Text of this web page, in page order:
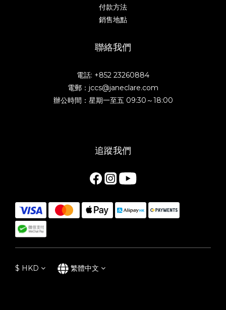
付款方法
銷售地點
聯絡我們
電話: +852 23260884
電郵：jccs@janeclare.com
辦公時間：星期一至五 09:30～18:00
追蹤我們
$ HKD 繁體中文